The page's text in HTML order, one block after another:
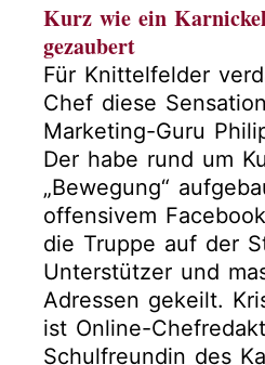
Kurz wie ein
gezaubert
Für Knittelfelder
Chef diese
Marketing-Guru
Der habe rund um
„Bewegung“
offensivem
die Truppe auf der
Unterstützer und
Adressen gekeilt.
ist Online-
Schulfreundin des